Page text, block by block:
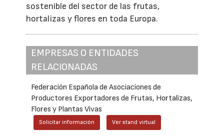
sostenible del sector de las frutas,
hortalizas y flores en toda Europa.
EMPRESAS O ENTIDADES
RELACIONADAS
Federación Española de Asociaciones de
Productores Exportadores de Frutas, Hortalizas,
Flores y Plantas Vivas
Solicitar información Ver stand virtual